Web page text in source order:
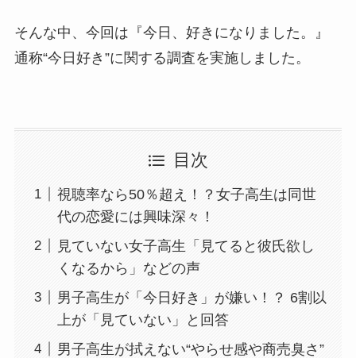
そんな中、今回は『今日、好きになりました。』
通称“今日好き”に関する調査を実施しました。
目次
視聴率なら50％超え！？女子高生は同世
代の恋愛には興味深々！
見ていない女子高生「見てると彼氏欲し
くなるから」などの声
男子高生が「今日好き」が嫌い！？ 6割以
上が「見ていない」と回答
男子高生が拭えない“やらせ感や商売臭さ”